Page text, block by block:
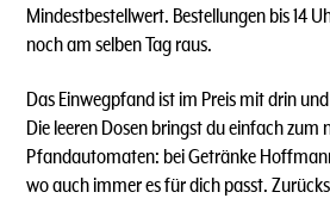
Mindestbestellwert. Bestellungen bis 14
noch am selben Tag raus.
Das Einwegpfand ist im Preis mit drin
Die leeren Dosen bringst du einfach zum
Pfandautomaten: bei Getränke
wo auch immer es für dich passt.